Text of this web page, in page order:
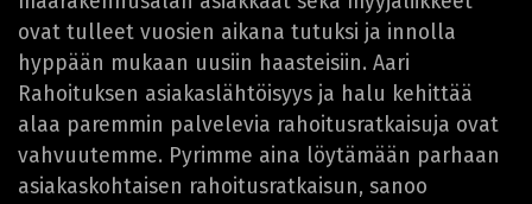
ovat tulleet vuosien aikana tutuksi ja innolla
hyppään mukaan uusiin haasteisiin. Aari
Rahoituksen asiakaslähtöisyys ja halu kehittää
alaa paremmin palvelevia rahoitusratkaisuja ovat
vahvuutemme. Pyrimme aina löytämään parhaan
asiakaskohtaisen rahoitusratkaisun, sanoo